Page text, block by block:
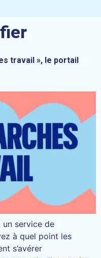
travail », le portail
un service de
à quel point les
s’avérer